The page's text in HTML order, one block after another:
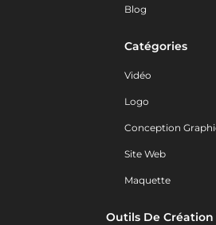
Blog
Catégories
Vidéo
Logo
Conception
Site Web
Maquette
Outils De Création